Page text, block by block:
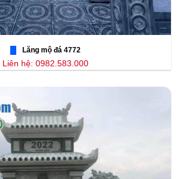
Lăng mộ đá 4772
Liên hệ: 0982.583.000